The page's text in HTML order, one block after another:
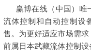
赢博在线（中国）唯
流体控制和自动控制设
售。为更好适应市场需
前属日本武藏流体控制